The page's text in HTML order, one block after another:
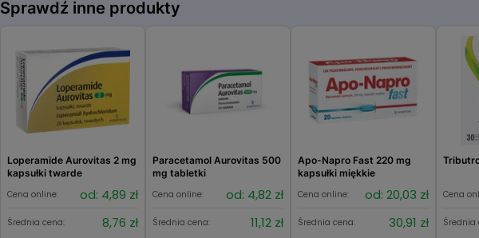
1
of
Sprawdź inne produkty
Loperamide Aurovitas 2 mg
kapsułki twarde
Cena online:
od: 4,89 zł
Średnia cena: 8,76 zł
Paracetamol Aurovitas 500
mg tabletki
Cena online:
od: 4,82 zł
Średnia cena: 11,12 zł
Apo-Napro Fast 220 mg
kapsułki miękkie
Cena online:
od: 20,03 zł
Średnia cena: 30,91 zł
Cena
Średnia